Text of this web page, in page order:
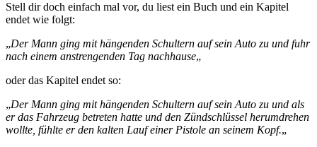
Stell dir doch einfach mal vor, du liest ein Buch und ein Kapitel
endet wie folgt:
„Der Mann ging mit hängenden Schultern auf sein Auto zu und fuhr
nach einem anstrengenden Tag nachhause„
oder das Kapitel endet so:
„Der Mann ging mit hängenden Schultern auf sein Auto zu und als
er das Fahrzeug betreten hatte und den Zündschlüssel herumdrehen
wollte, fühlte er den kalten Lauf einer Pistole an seinem Kopf.„